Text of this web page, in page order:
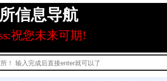
信息导航
祝您未来可期!